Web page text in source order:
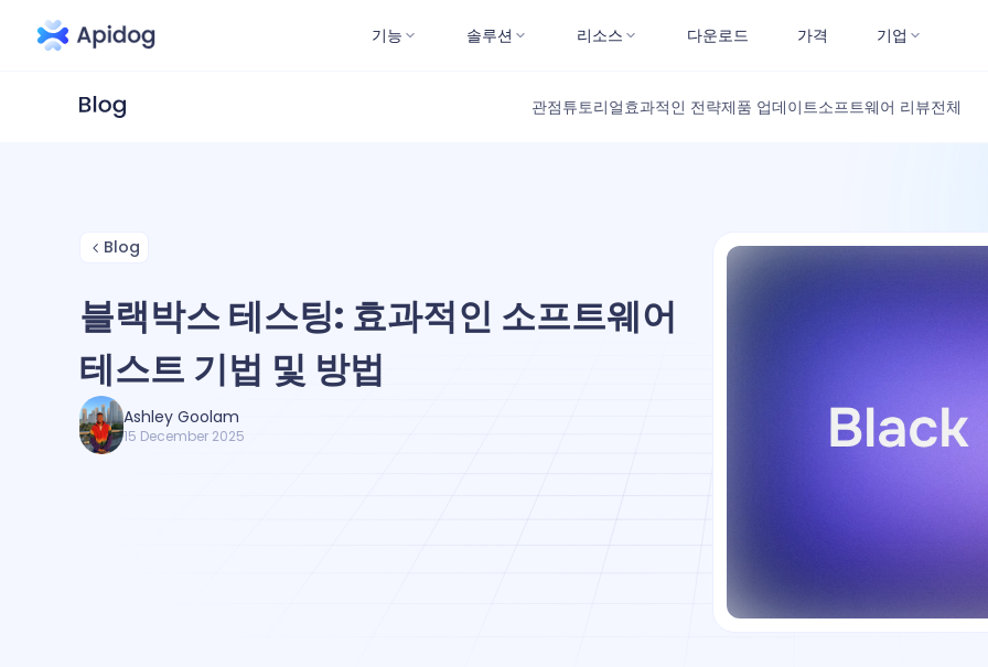
기능 솔루션 리소스 다운로드 가격 기업
관점튜토리얼효과적인 전략제품 업데이트소프트웨어 리뷰전체
Blog
블랙박스 테스팅: 효과적인 소프트웨어
테스트 기법 및 방법
Ashley Goolam
15 December 2025